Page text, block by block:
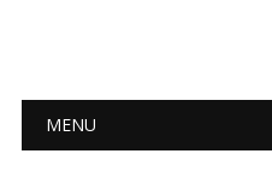
メインメニ
MENU